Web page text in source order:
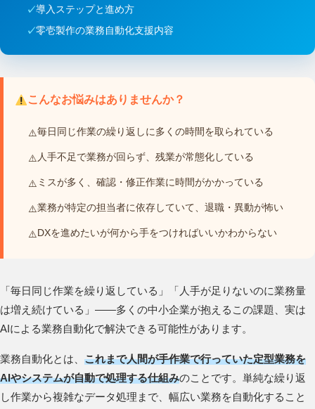
導入ステップと進め方
零壱製作の業務自動化支援内容
こんなお悩みはありませんか？
毎日同じ作業の繰り返しに多くの時間を取られている
人手不足で業務が回らず、残業が常態化している
ミスが多く、確認・修正作業に時間がかかっている
業務が特定の担当者に依存していて、退職・異動が怖い
DXを進めたいが何から手をつければいいかわからない
「毎日同じ作業を繰り返している」「人手が足りないのに業務量
は増え続けている」——多くの中小企業が抱えるこの課題、実は
AIによる業務自動化で解決できる可能性があります。
業務自動化とは、 これまで人間が手作業で行っていた定型業務を
AIやシステムが自動で処理する仕組みのことです。単純な繰り返
し作業から複雑なデータ処理まで、幅広い業務を自動化すること